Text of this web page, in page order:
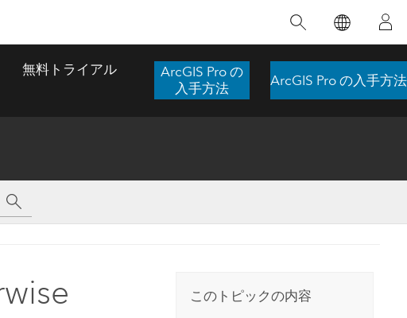
られています。 技術がどのようなものかを
するために使用される空間統計技術を探索
ArcGIS 更
リケーションを構築し、重要な救助活動を
関
イノベーションへの取り
組み
ーメーション
注目
無料トライアル
ArcGIS Pro の
入手方法
ArcGIS Pro の入手方法
このトピックの内容